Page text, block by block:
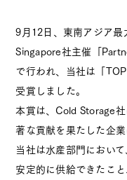
採用情報
お問い合わせ
お知らせ アクセス
9月12日、東南アジア
Singapore社主催「
で行われ、当社は「
受賞しました。
本賞は、Cold Storage
著な貢献を果たした企業
当社は水産部門におい
安定的に供給できたこ